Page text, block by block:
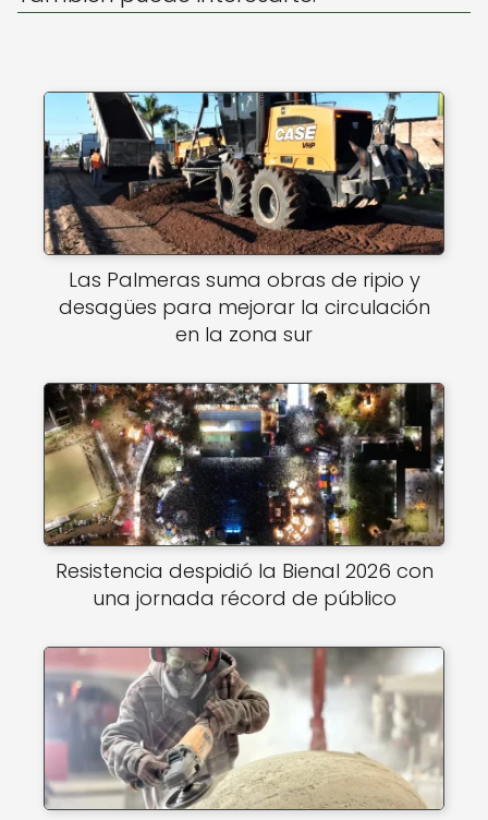
k
Las Palmeras suma obras de ripio y
desagües para mejorar la circulación
en la zona sur
Resistencia despidió la Bienal 2026 con
una jornada récord de público